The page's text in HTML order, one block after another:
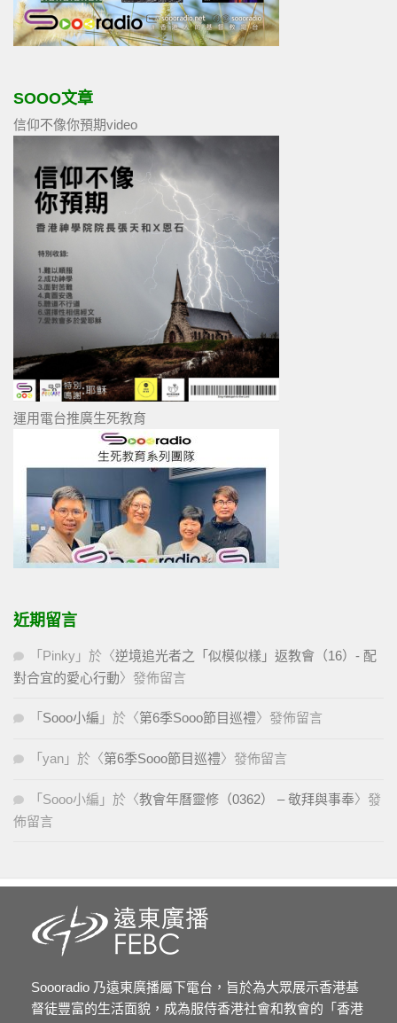
SOOO文章
信仰不像你預期video
運用電台推廣生死教育
近期留言
「 Pinky 」於〈逆境追光者之「似模似樣」返教會（16）- 配
對合宜的愛心行動〉發佈留言
「 Sooo小編 」於〈第6季Sooo節目巡禮〉發佈留言
「 yan 」於〈第6季Sooo節目巡禮〉發佈留言
「 Sooo小編 」於〈教會年曆靈修（0362） – 敬拜與事奉〉發
佈留言
Soooradio 乃遠東廣播屬下電台，旨於為大眾展示香港基
督徒豐富的生活面貌，成為服侍香港社會和教會的「香港